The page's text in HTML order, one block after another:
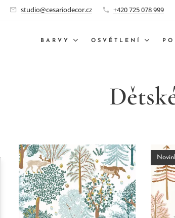
studio@cesariodecor.cz +420 725 078 999
BARVY OSVĚTLENÍ